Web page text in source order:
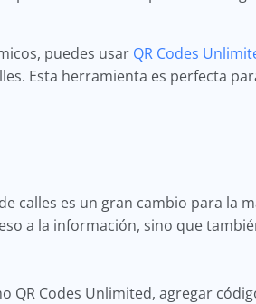
puedes usar QR Codes
Esta herramienta es perfecta
calles es un gran cambio para la
a la información, sino que
QR Codes Unlimited, agregar